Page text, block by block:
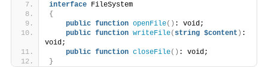
interface FileSystem
{
public function openFile() : void;
public function writeFile( string $content ) :
void;
public function closeFile() : void;
}